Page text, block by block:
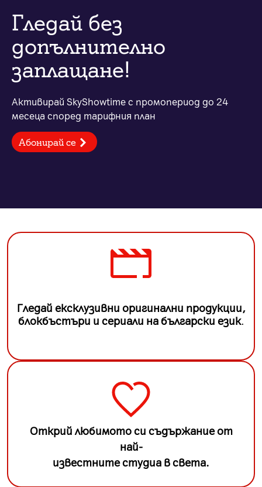
Гледай без
допълнително
заплащане!
Активирай SkyShowtime с промопериод до 24
месеца според тарифния план
Абонирай се
Гледай ексклузивни оригинални продукции,
блокбъстъри и сериали на български език.
Открий любимото си съдържание от
най-
известните студиа в света.